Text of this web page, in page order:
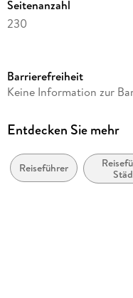
Seitenanzahl
230
Autor/Autorin
Verlag/Hersteller
Produktart
kartoniert
Barrierefreiheit
Keine Information zur
Entdecken Sie mehr
Reiseführer